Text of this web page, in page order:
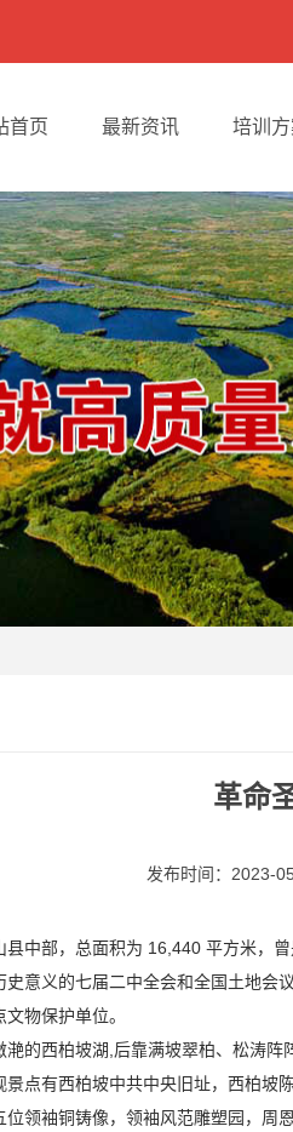
首页 最新资讯 培训
革命
发布时间：2023-
中部，总面积为 16,440 平方米，
意义的七届二中全会和全国土地会
物保护单位。
的西柏坡湖,后靠满坡翠柏、松涛
点有西柏坡中共中央旧址，西柏坡
领袖铜铸像，领袖风范雕塑园，周恩